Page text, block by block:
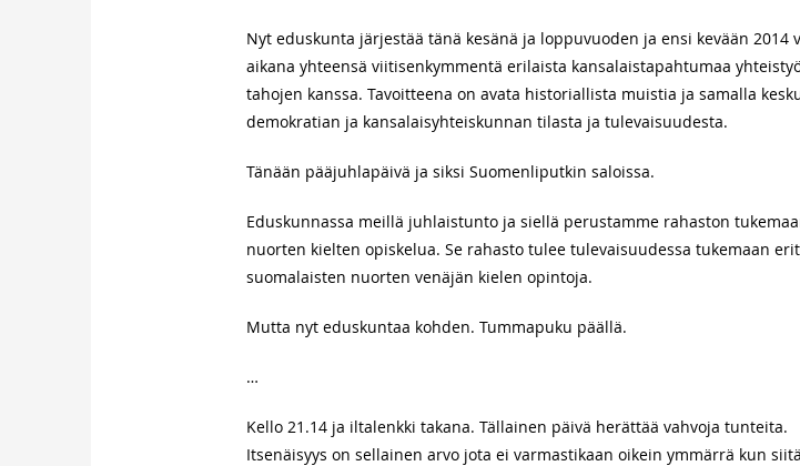
Nyt eduskunta järjestää tänä kesänä ja loppuvuoden ja ensi kevään 2014
aikana yhteensä viitisenkymmentä erilaista kansalaistapahtumaa
tahojen kanssa. Tavoitteena on avata historiallista muistia ja samalla
demokratian ja kansalaisyhteiskunnan tilasta ja tulevaisuudesta.
Tänään pääjuhlapäivä ja siksi Suomenliputkin saloissa.
Eduskunnassa meillä juhlaistunto ja siellä perustamme rahaston
nuorten kielten opiskelua. Se rahasto tulee tulevaisuudessa tukemaan
suomalaisten nuorten venäjän kielen opintoja.
Mutta nyt eduskuntaa kohden. Tummapuku päällä.
…
Kello 21.14 ja iltalenkki takana. Tällainen päivä herättää vahvoja tunteita.
Itsenäisyys on sellainen arvo jota ei varmastikaan oikein ymmärrä kun